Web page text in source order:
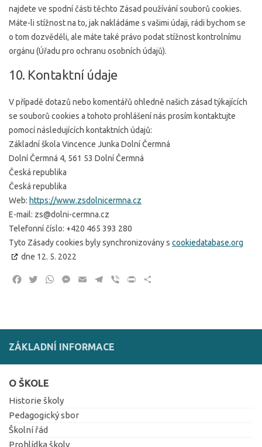
najdete ve spodní části těchto Zásad používání souborů cookies.
Máte-li stížnost na to, jak nakládáme s vašimi údaji, rádi bychom se
o tom dozvěděli, ale máte také právo podat stížnost kontrolnímu
orgánu (Úřadu pro ochranu osobních údajů).
10. Kontaktní údaje
V případě dotazů nebo komentářů ohledně našich zásad týkajících
se souborů cookies a tohoto prohlášení nás prosím kontaktujte
pomocí následujících kontaktních údajů:
Základní škola Vincence Junka Dolní Čermná
Dolní Čermná 4, 561 53 Dolní Čermná
Česká republika
Česká republika
Web: https://www.zsdolnicermna.cz
E-mail: zs@dolni-cermna.cz
Telefonní číslo: +420 465 393 280
Tyto Zásady cookies byly synchronizovány s cookiedatabase.org
dne 12. 5. 2022
Facebook
TwitterWhatsApp
Messenger
EmailTelegram
Viber Print
ZÁKLADNÍ INFORMACE
O ŠKOLE
Historie školy
Pedagogický sbor
Školní řád
Prohlídka školy